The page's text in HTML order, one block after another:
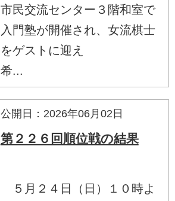
市民交流センター３階和室で
入門塾が開催され、女流棋士
をゲストに迎え
希...
公開日：2026年06月02日
第２２６回順位戦の結果
５月２４日（日）１０時よ